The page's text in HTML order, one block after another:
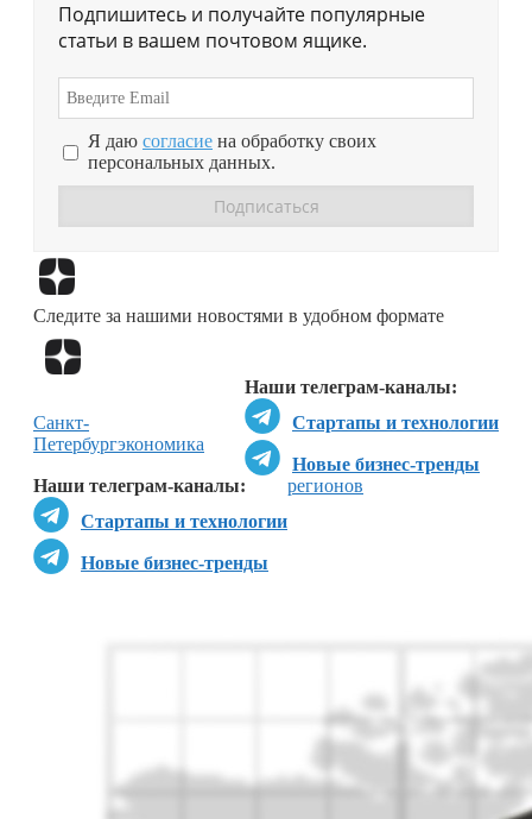
Подпишитесь и получайте популярные
статьи в вашем почтовом ящике.
Я даю согласие на обработку своих
персональных данных.
Следите за нашими новостями в удобном формате
Наши телеграм-каналы:
Стартапы и технологии
Новые бизнес-тренды
Наши телеграм-каналы:
Стартапы и технологии
Новые бизнес-тренды
Санкт-
Петербургэкономика
регионов